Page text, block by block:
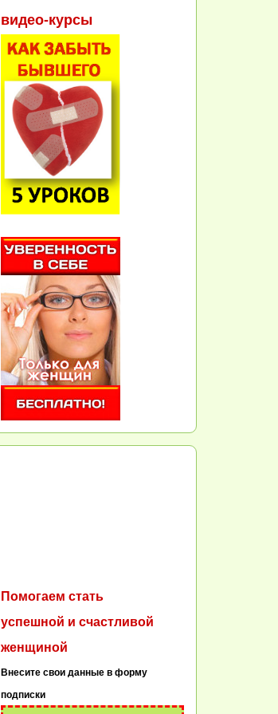
видео-курсы
Помогаем стать
успешной и счастливой
женщиной
Внесите свои данные в форму
подписки